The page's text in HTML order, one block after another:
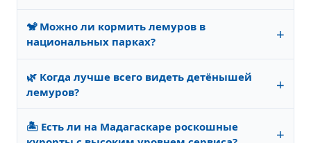
Исалу) можно доехать на джипе по грунтовым
дорогам (2–6 часов от ближайших городов). В
становится невозможен. Рекомендуется брать
организованный тур с водителем, хорошо знающим
🐒 Можно ли кормить лемуров в
национальных парках?
+
животные, прикорм вызывает зависимость и
нарушает их естественное поведение. В некоторых
ними нельзя делиться едой.
🌿 Когда лучше всего видеть детёнышей
лемуров?
+
сентябрь–декабрь, поэтому маленькие лемуры
🏝️ Есть ли на Мадагаскаре роскошные
+